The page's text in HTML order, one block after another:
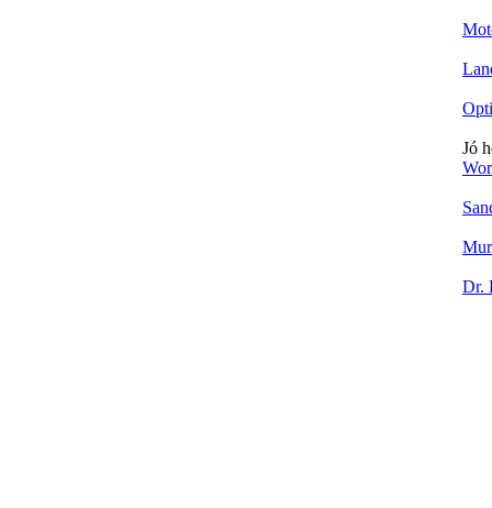
Jó
Dr.